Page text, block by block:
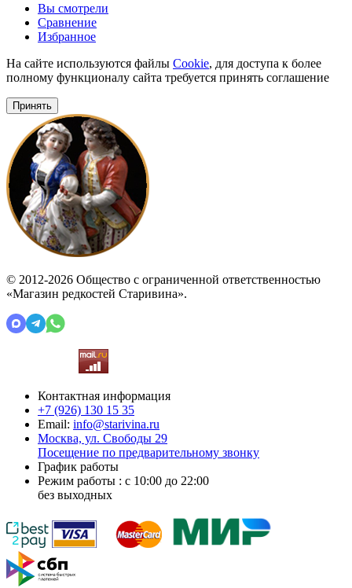
Вы смотрели
Сравнение
Избранное
На сайте используются файлы Cookie, для доступа к более
полному функционалу сайта требуется принять соглашение
Принять
© 2012-2026 Общество с ограниченной ответственностью
«Магазин редкостей Старивина».
Контактная информация
+7 (926) 130 15 35
Email: info@starivina.ru
Москва, ул. Свободы 29
Посещение по предварительному звонку
График работы
Режим работы : с 10:00 до 22:00
без выходных